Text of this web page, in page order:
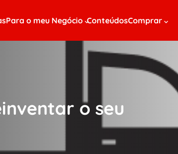
Para o meu Negócio ConteúdosComprar
o seu